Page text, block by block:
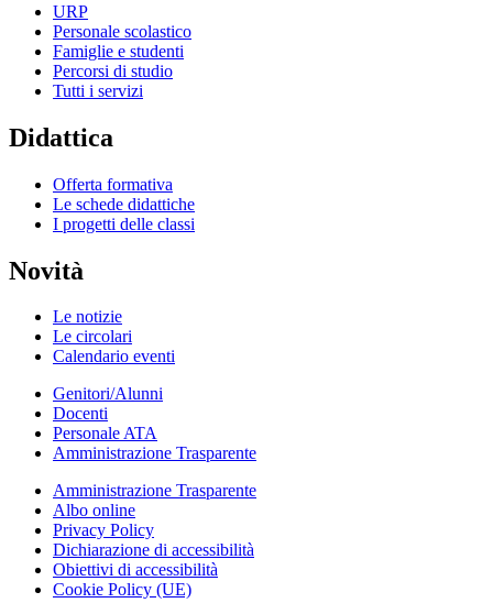
URP
Personale scolastico
Famiglie e studenti
Percorsi di studio
Tutti i servizi
Didattica
Offerta formativa
Le schede didattiche
I progetti delle classi
Novità
Le notizie
Le circolari
Calendario eventi
Genitori/Alunni
Docenti
Personale ATA
Amministrazione Trasparente
Amministrazione Trasparente
Albo online
Privacy Policy
Dichiarazione di accessibilità
Obiettivi di accessibilità
Cookie Policy (UE)